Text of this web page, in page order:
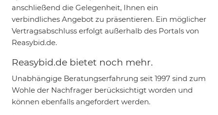
anschließend die Gelegenheit, Ihnen ein
verbindliches Angebot zu präsentieren. Ein möglicher
Vertragsabschluss erfolgt außerhalb des Portals von
Reasybid.de.
Reasybid.de bietet noch mehr.
Unabhängige Beratungserfahrung seit 1997 sind zum
Wohle der Nachfrager berücksichtigt worden und
können ebenfalls angefordert werden.